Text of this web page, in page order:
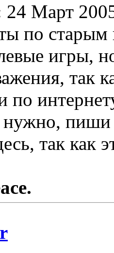
24 Март
по старым
игры,
так
нужно, пиши
так как